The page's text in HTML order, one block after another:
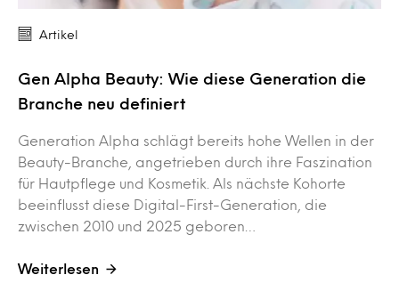
Artikel
Gen Alpha Beauty: Wie diese Generation die
Branche neu definiert
Generation Alpha schlägt bereits hohe Wellen in der
Beauty-Branche, angetrieben durch ihre Faszination
für Hautpflege und Kosmetik. Als nächste Kohorte
beeinflusst diese Digital-First-Generation, die
zwischen 2010 und 2025 geboren…
Weiterlesen